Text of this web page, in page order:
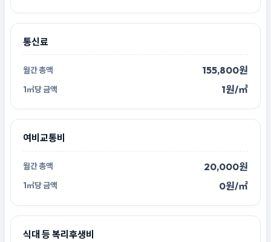
통신료
155,800원
1원/㎡
여비교통비
20,000원
0원/㎡
식대 등 복리후생비